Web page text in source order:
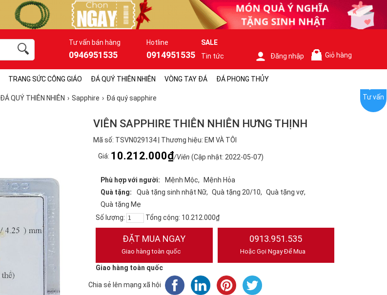
Tư vấn bán hàng
0946951535
Hotline
0914951535
SALE
Tin tức
Đăng nhập Giỏ hàng
TRANG SỨC CÔNG GIÁO ĐÁ QUÝ THIÊN NHIÊN VÒNG TAY ĐÁ ĐÁ PHONG THỦY
ĐÁ QUÝ THIÊN NHIÊN Sapphire Đá quý sapphire
VIÊN SAPPHIRE THIÊN NHIÊN HƯNG THỊNH
Mã số: TSVN029134 | Thương hiệu: EM VÀ TÔI
Giá: 10.212.000₫/Viên (Cập nhật: 2022-05-07)
Phù hợp với người: Mệnh Mộc
Mệnh Hỏa
Quà tặng:
Quà tặng sinh nhật Nữ Quà tặng 20/10
Quà tặng vợ
Quà tặng Mẹ
Số lượng:
Tổng cộng: 10.212.000₫
ĐẶT MUA NGAY
Giao hàng toàn quốc
0913.951.535
Hoặc Gọi Ngay Để Mua
Giao hàng toàn quốc
Chia sẻ lên mạng xã hội
Tư vấn